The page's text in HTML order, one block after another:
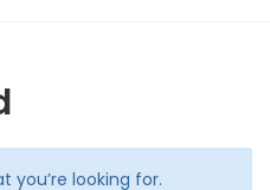
you’re looking for.